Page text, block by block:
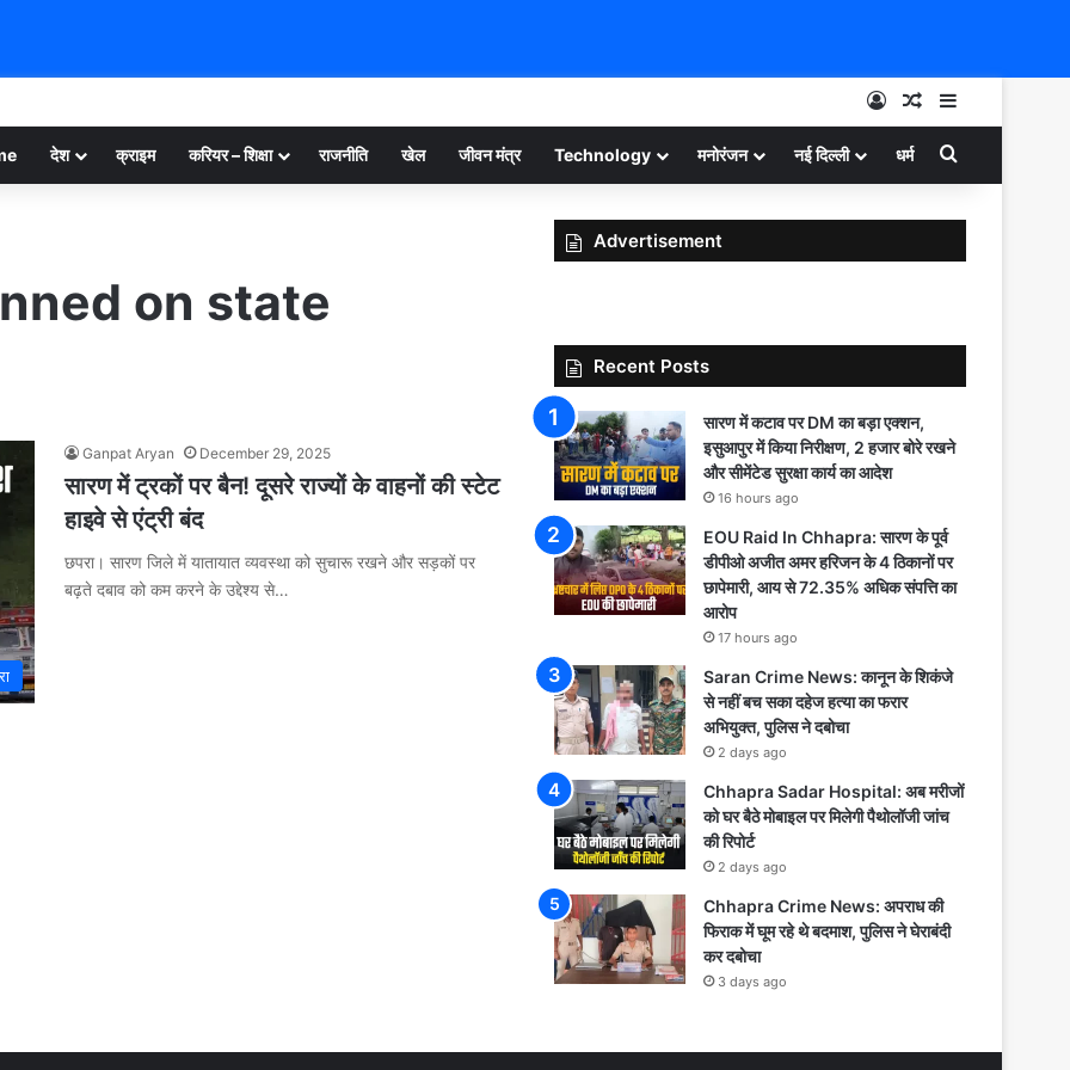
Log InRandom Article
Sidebar
देश क्राइम करियर – शिक्षा राजनीति खेल जीवन मंत्र Technology मनोरंजन नई दिल्ली धर्म Search for
on state
Ganpat Aryan December 29, 2025
सारण में ट्रकों पर बैन! दूसरे राज्यों के वाहनों की स्टेट
हाइवे से एंट्री बंद
छपरा। सारण जिले में यातायात व्यवस्था को सुचारू रखने और सड़कों पर
बढ़ते दबाव को कम करने के उद्देश्य से…
Advertisement
Recent Posts
सारण में कटाव पर DM का बड़ा एक्शन,
इसुआपुर में किया निरीक्षण, 2 हजार बोरे रखने
और सीमेंटेड सुरक्षा कार्य का आदेश
16 hours ago
EOU Raid In Chhapra: सारण के पूर्व
डीपीओ अजीत अमर हरिजन के 4 ठिकानों पर
छापेमारी, आय से 72.35% अधिक संपत्ति का
आरोप
17 hours ago
Saran Crime News: कानून के शिकंजे
से नहीं बच सका दहेज हत्या का फरार
अभियुक्त, पुलिस ने दबोचा
2 days ago
Chhapra Sadar Hospital: अब मरीजों
को घर बैठे मोबाइल पर मिलेगी पैथोलॉजी जांच
की रिपोर्ट
2 days ago
Chhapra Crime News: अपराध की
फिराक में घूम रहे थे बदमाश, पुलिस ने घेराबंदी
कर दबोचा
3 days ago